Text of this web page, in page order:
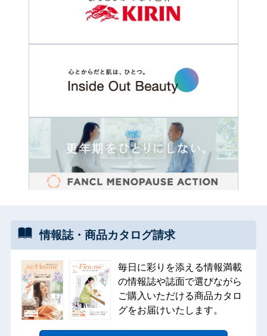
情報誌・ 商品カタログ請求
毎日に彩りを添える情報満載
の情報誌や誌面で選びながら
ご購入いただける商品カタロ
グをお届けいたします。